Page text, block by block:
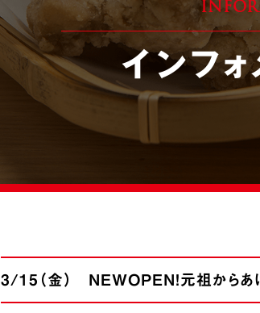
インフォ
3/15（金） NEWOPEN！元祖からあ